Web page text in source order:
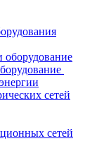
сетей
сетей